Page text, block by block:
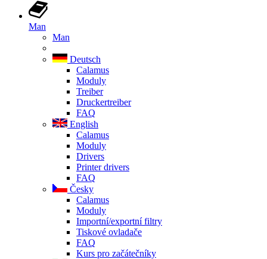
Man
Man
Deutsch
Calamus
Moduly
Treiber
Druckertreiber
FAQ
English
Calamus
Moduly
Drivers
Printer drivers
FAQ
Česky
Calamus
Moduly
Importní/exportní filtry
Tiskové ovladače
FAQ
Kurs pro začátečníky